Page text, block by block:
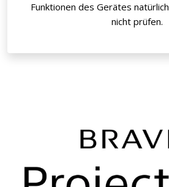
Funktionen des Gerätes
nicht prüfen.